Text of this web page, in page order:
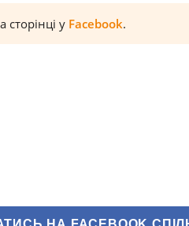
сторінці у Facebook.